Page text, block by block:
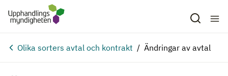
Hoppa till huvudinnehåll
Olika sorters avtal och kontrakt Ändringar av avtal